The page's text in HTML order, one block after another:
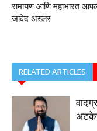
रामायण आणि महाभारत
जावेद अख्तर
RELATED ARTICLES